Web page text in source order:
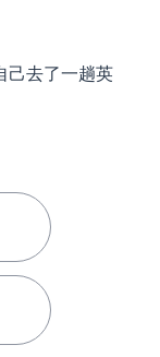
己去了一趟英